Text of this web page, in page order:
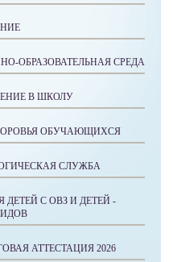
ОБРАЗОВАТЕЛЬНАЯ СРЕДА
В ШКОЛУ
ОБУЧАЮЩИХСЯ
СЛУЖБА
С ОВЗ И ДЕТЕЙ -
АТТЕСТАЦИЯ 2026